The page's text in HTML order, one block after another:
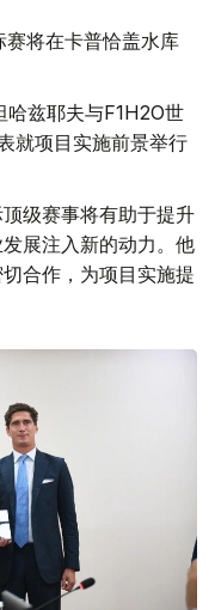
将在卡普恰盖水库
哈兹耶夫与F1H2O世
就项目实施前景举行
级赛事将有助于提升
展注入新的动力。他
合作，为项目实施提